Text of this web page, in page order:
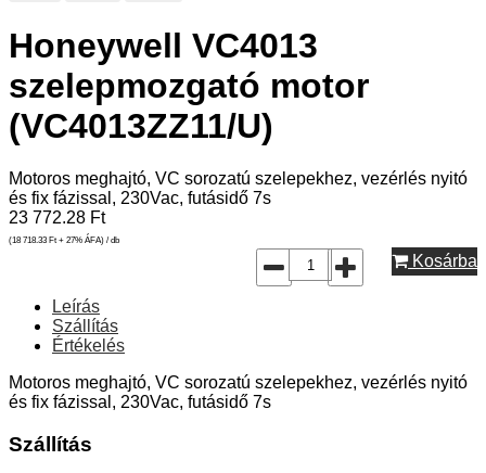
Honeywell VC4013
szelepmozgató motor
(VC4013ZZ11/U)
Motoros meghajtó, VC sorozatú szelepekhez, vezérlés nyitó
és fix fázissal, 230Vac, futásidő 7s
23 772.28 Ft
(18 718.33 Ft + 27% ÁFA) / db
Kosárba
Leírás
Szállítás
Értékelés
Motoros meghajtó, VC sorozatú szelepekhez, vezérlés nyitó
és fix fázissal, 230Vac, futásidő 7s
Szállítás